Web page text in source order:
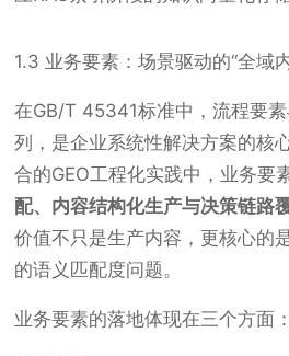
1.3 业务要素：场景驱动的“全域
在GB/T 45341标准中，流程要
列，是企业系统性解决方案的核
合的GEO工程化实践中，业务要
配、内容结构化生产与决策链路
价值不只是生产内容，更核心的
的语义匹配度问题。
业务要素的落地体现在三个方面：